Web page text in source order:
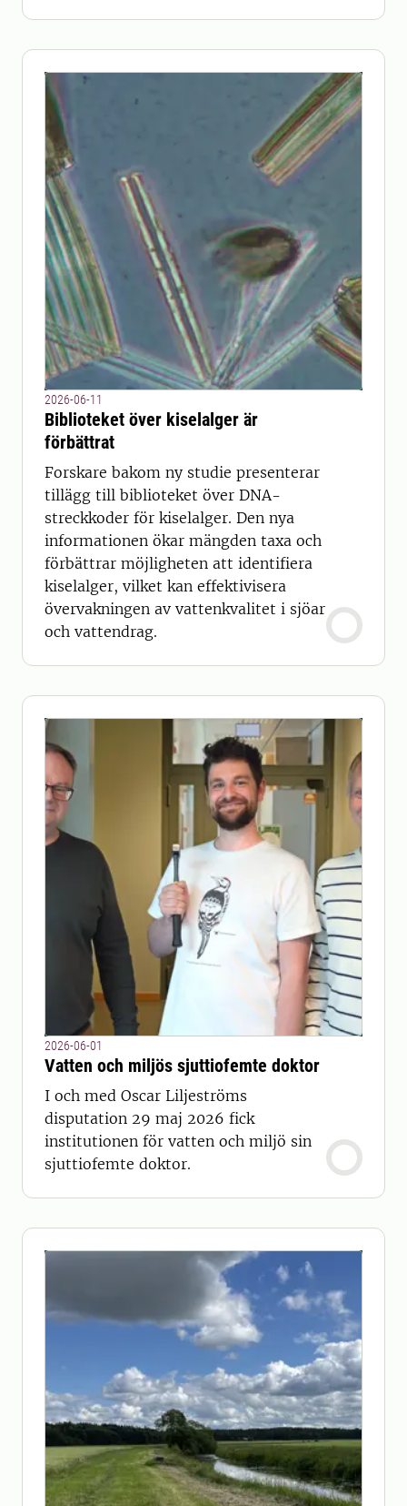
2026-06-11
Biblioteket över kiselalger är
förbättrat
Forskare bakom ny studie presenterar
tillägg till biblioteket över DNA-
streckkoder för kiselalger. Den nya
informationen ökar mängden taxa och
förbättrar möjligheten att identifiera
kiselalger, vilket kan effektivisera
övervakningen av vattenkvalitet i sjöar
och vattendrag.
2026-06-01
Vatten och miljös sjuttiofemte doktor
I och med Oscar Liljeströms
disputation 29 maj 2026 fick
institutionen för vatten och miljö sin
sjuttiofemte doktor.